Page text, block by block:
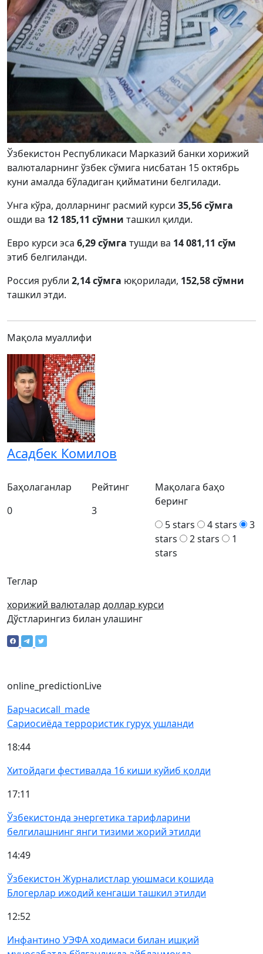
Ўзбекистон Республикаси Марказий банки хорижий
валюталарнинг ўзбек сўмига нисбатан 15 октябрь
куни амалда бўладиган қийматини белгилади.
Унга кўра, долларнинг расмий курси 35,56 сўмга
ошди ва 12 185,11 сўмни ташкил қилди.
Евро курси эса 6,29 сўмга тушди ва 14 081,11 сўм
этиб белгиланди.
Россия рубли 2,14 сўмга юқорилади, 152,58 сўмни
ташкил этди.
Мақола муаллифи
Асадбек Комилов
Теглар
хорижий валюталар доллар курси
Баҳолаганлар
0
Рейтинг
3
Мақолага баҳо
беринг
5 stars
4 stars
3
stars
2 stars
1
stars
Дўстларингиз билан улашинг
online_predictionLive
Барчасиcall_made
Сариосиёда террористик гуруҳ ушланди
18:44
Хитойдаги фестивалда 16 киши куйиб қолди
17:11
Ўзбекистонда энергетика тарифларини
белгилашнинг янги тизими жорий этилди
14:49
Ўзбекистон Журналистлар уюшмаси қошида
Блогерлар ижодий кенгаши ташкил этилди
12:52
Инфантино УЭФА ходимаси билан ишқий